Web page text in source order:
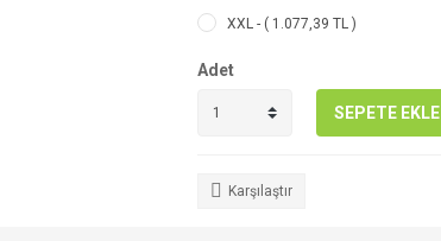
XXL - ( 1.077,39 TL )
Adet
SEPETE EKLE
Karşılaştır